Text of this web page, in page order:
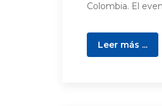
Colombia. El
Leer más ...